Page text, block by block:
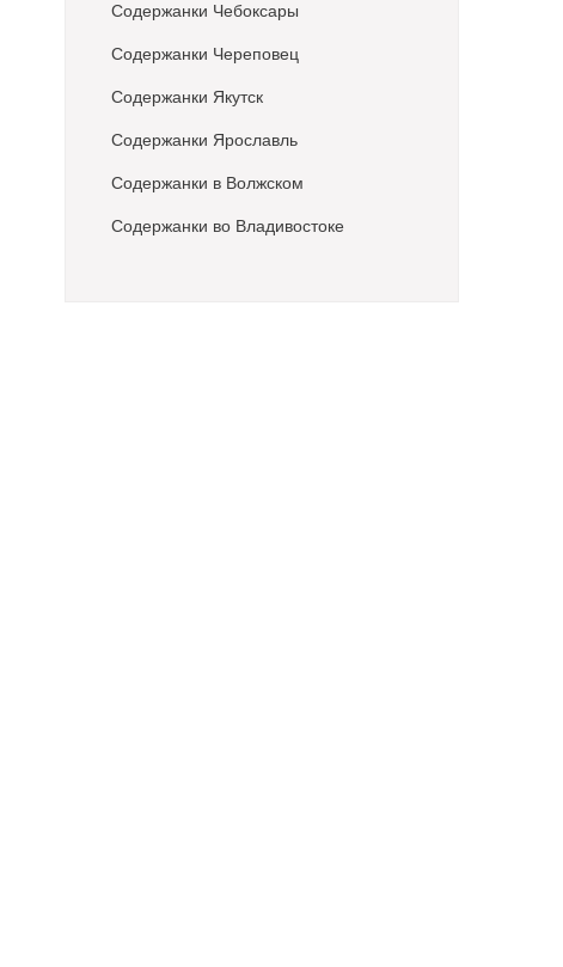
Содержанки Чебоксары
Содержанки Череповец
Содержанки Якутск
Содержанки Ярославль
Содержанки в Волжском
Содержанки во Владивостоке